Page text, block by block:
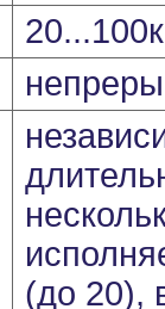
(до 20),